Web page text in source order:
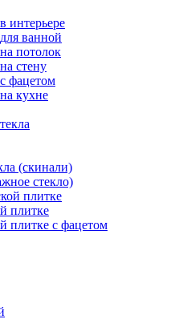
интерьере
ванной
потолок
стену
фацетом
кухне
(скинали)
стекло)
плитке
плитке
плитке с фацетом